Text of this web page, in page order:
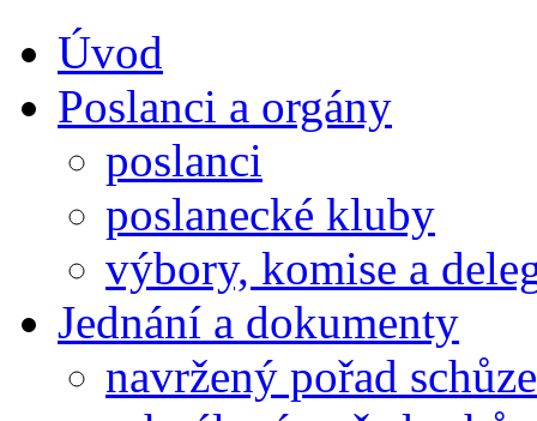
Úvod
Poslanci a orgány
poslanci
poslanecké kluby
výbory, komise a
Jednání a dokumenty
navržený pořad schůze